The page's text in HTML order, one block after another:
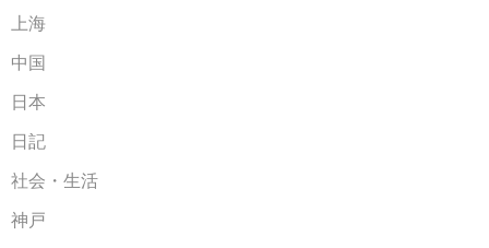
上海
中国
日本
日記
社会・生活
神戸